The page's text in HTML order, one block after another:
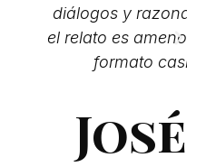
son profundos;
a veces con
L. P.